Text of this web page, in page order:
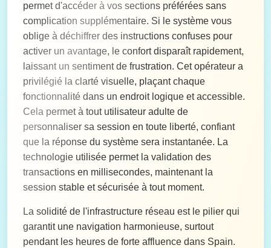
permet d'accéder à vos sections préférées sans
complication supplémentaire. Si le système vous
oblige à déchiffrer des instructions confuses pour
activer un avantage, le confort disparaît rapidement,
laissant un sentiment de frustration. Cet opérateur a
privilégié la clarté visuelle, plaçant chaque
fonctionnalité dans un endroit logique et accessible.
Cela permet à tout utilisateur adulte de
personnaliser sa session en toute liberté, confiant
que la réponse du système sera instantanée. La
technologie utilisée permet la validation des
transactions en millisecondes, maintenant la
session stable et sécurisée à tout moment.
La solidité de l'infrastructure réseau est le pilier qui
garantit une navigation harmonieuse, surtout
pendant les heures de forte affluence dans Spain.